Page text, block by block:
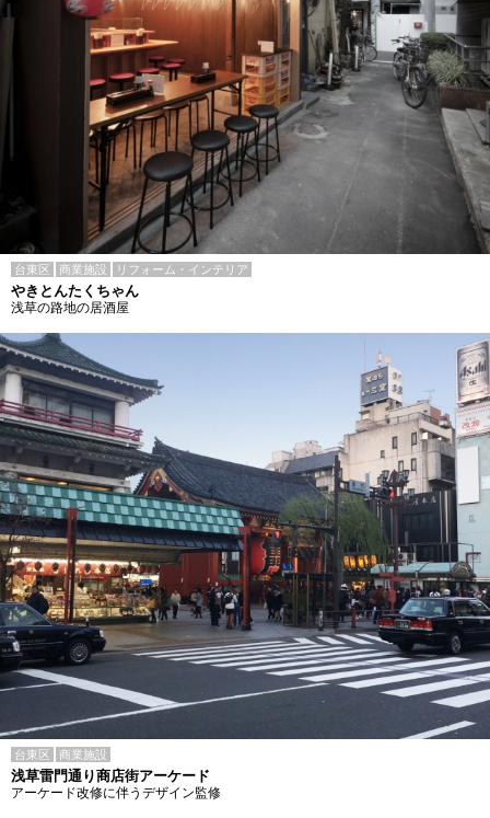
台東区 商業施設 リフォーム・インテリア
やきとんたくちゃん
浅草の路地の居酒屋
台東区 商業施設
浅草雷門通り商店街アーケード
アーケード改修に伴うデザイン監修